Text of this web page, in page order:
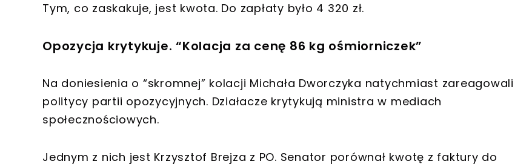
Tym, co zaskakuje, jest kwota. Do zapłaty było 4 320 zł.
Opozycja krytykuje. “Kolacja za cenę 86 kg ośmiorniczek”
Na doniesienia o “skromnej” kolacji Michała Dworczyka natychmiast zareagowali
politycy partii opozycyjnych. Działacze krytykują ministra w mediach
społecznościowych.
Jednym z nich jest Krzysztof Brejza z PO. Senator porównał kwotę z faktury do